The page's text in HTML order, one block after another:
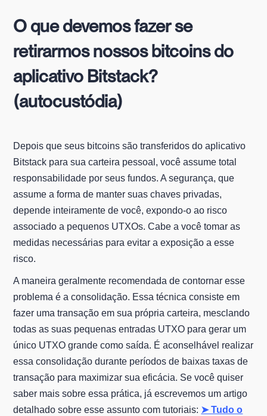
O que devemos fazer se
retirarmos nossos bitcoins do
aplicativo Bitstack?
(autocustódia)
Depois que seus bitcoins são transferidos do aplicativo
Bitstack para sua carteira pessoal, você assume total
responsabilidade por seus fundos. A segurança, que
assume a forma de manter suas chaves privadas,
depende inteiramente de você, expondo-o ao risco
associado a pequenos UTXOs. Cabe a você tomar as
medidas necessárias para evitar a exposição a esse
risco.
A maneira geralmente recomendada de contornar esse
problema é a consolidação. Essa técnica consiste em
fazer uma transação em sua própria carteira, mesclando
todas as suas pequenas entradas UTXO para gerar um
único UTXO grande como saída. É aconselhável realizar
essa consolidação durante períodos de baixas taxas de
transação para maximizar sua eficácia. Se você quiser
saber mais sobre essa prática, já escrevemos um artigo
detalhado sobre esse assunto com tutoriais: ➤ Tudo o